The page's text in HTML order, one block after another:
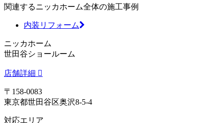
関連するニッカホーム全体の施工事例
内装リフォーム
ニッカホーム
世田谷ショールーム
店舗詳細
〒158-0083
東京都世田谷区奥沢8-5-4
対応エリア